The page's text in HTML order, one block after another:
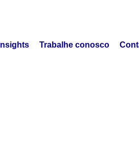
Insights Trabalhe conosco